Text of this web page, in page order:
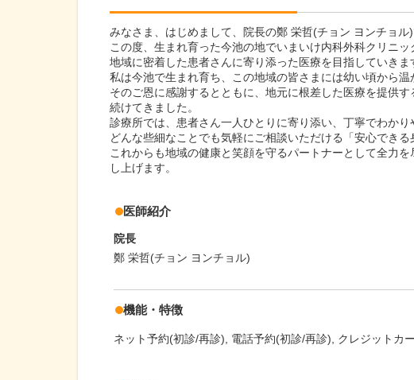
みなさま、はじめまして、院長の鄭 栄哲(チョン ヨンチョル)
この度、生まれ育った今池の地でいまいけ内科外科クリニッ
地域に密着した患者さんに寄り添った医療を目指していきま
私は今池で生まれ育ち、この地域の皆さまには幼い頃から温
そのご恩に感謝するとともに、地元に根差した医療を提供
続けてきました。
診療所では、患者さん一人ひとりに寄り添い、丁寧でわかり
どんな些細なことでも気軽にご相談いただける「安心でき
これからも地域の健康と笑顔を守るパートナーとして全力
し上げます。
医師紹介
院長
鄭 栄哲(チョン ヨンチョル)
機能・特徴
ネット予約(初診/再診) 電話予約(初診/再診) クレジットカ